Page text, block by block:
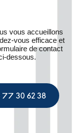
vous accueillons
vous efficace et
de contact
dessous.
77 30 62 38